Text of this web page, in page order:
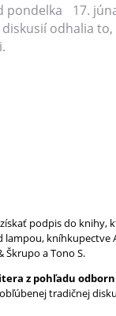
pondelka 17.
odhalia to,
podpis do knihy,
lampou,
Škrupo a Tono S.
z pohľadu
tradičnej